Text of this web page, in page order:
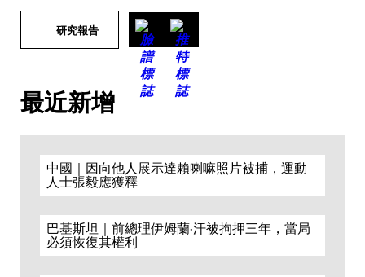
研究報告
最近新增
中國｜因向他人展示達賴喇嘛照片被捕，運動
人士張毅應獲釋
巴基斯坦｜前總理伊姆蘭·汗被拘押三年，當局
必須恢復其權利